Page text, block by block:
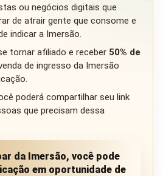
ou negócios digitais que
de atrair gente que consome e
indicar a Imersão.
tornar afiliado e receber 50% de
de ingresso da Imersão
poderá compartilhar seu link
que precisam dessa
da Imersão, você pode
em oportunidade de